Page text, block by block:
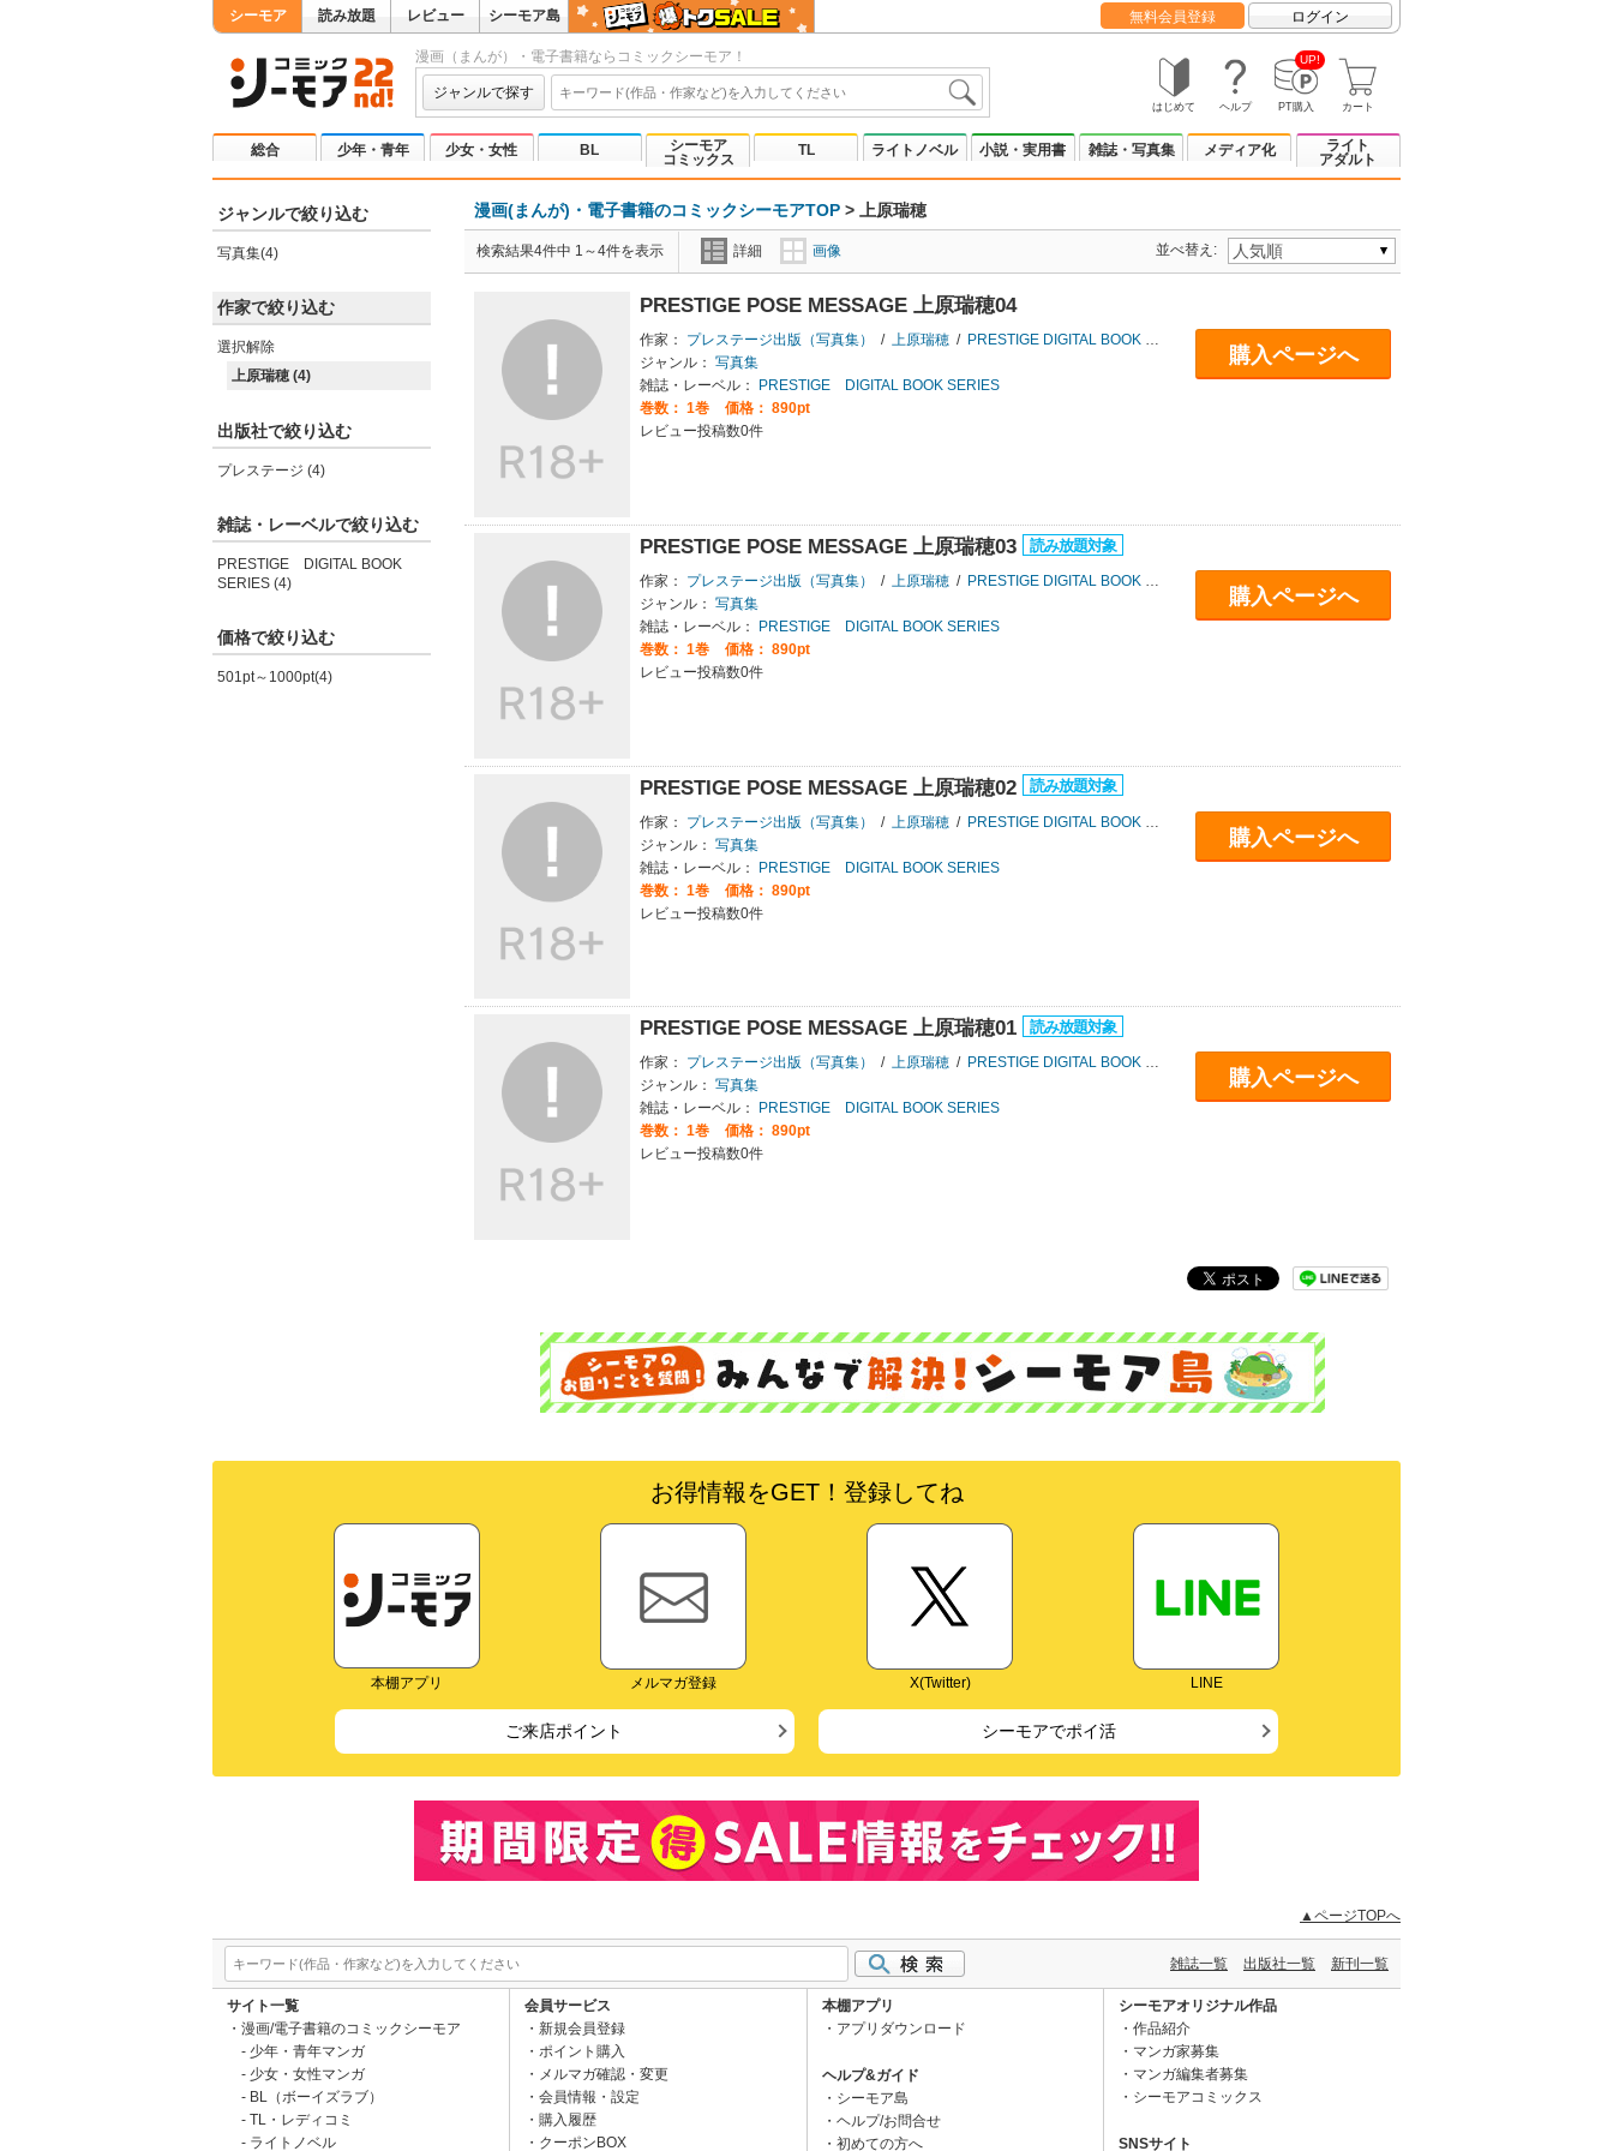
シーモア 読み放題 レビュー シーモア島 無料会員登録 ログイン
漫画（まんが）・電子書籍ならコミックシーモア！
ジャンルで探す
はじめて ヘルプ
UP!
PT購入 カート
総合 少年・青年 少女・女性 BL
シーモア
コミックス
TL ライトノベル 小説・実用書 雑誌・写真集 メディア化
ライト
アダルト
ジャンルで絞り込む
写真集(4)
作家で絞り込む
選択解除
上原瑞穂 (4)
出版社で絞り込む
プレステージ (4)
雑誌・レーベルで絞り込む
PRESTIGE DIGITAL BOOK
SERIES (4)
価格で絞り込む
501pt～1000pt(4)
漫画(まんが)・電子書籍のコミックシーモアTOP > 上原瑞穂
検索結果4件中 1～4件を表示 詳細 画像 並べ替え:
PRESTIGE POSE MESSAGE 上原瑞穂04
作家： プレステージ出版（写真集） / 上原瑞穂 /
PRESTIGE DIGITAL BOOK SERIES
ジャンル： 写真集
雑誌・レーベル：
PRESTIGE DIGITAL BOOK SERIES
巻数： 1巻
価格： 890pt
レビュー投稿数0件
購入ページへ
PRESTIGE POSE MESSAGE 上原瑞穂03
作家： プレステージ出版（写真集） / 上原瑞穂 / PRESTIGE DIGITAL BOOK SERIES
ジャンル： 写真集
雑誌・レーベル：
PRESTIGE DIGITAL BOOK SERIES
巻数： 1巻
価格： 890pt
レビュー投稿数0件
購入ページへ
PRESTIGE POSE MESSAGE 上原瑞穂02
作家： プレステージ出版（写真集） / 上原瑞穂 / PRESTIGE DIGITAL BOOK SERIES
ジャンル： 写真集
雑誌・レーベル：
PRESTIGE DIGITAL BOOK SERIES
巻数： 1巻
価格： 890pt
レビュー投稿数0件
購入ページへ
PRESTIGE POSE MESSAGE 上原瑞穂01
作家： プレステージ出版（写真集） / 上原瑞穂 /
PRESTIGE DIGITAL BOOK SERIES
ジャンル： 写真集
雑誌・レーベル：
PRESTIGE DIGITAL BOOK SERIES
巻数： 1巻
価格： 890pt
レビュー投稿数0件
購入ページへ
お得情報をGET！登録してね
本棚アプリ メルマガ登録 X(Twitter) LINE
ご来店ポイント シーモアでポイ活
▲ページTOPへ
雑誌一覧 出版社一覧 新刊一覧
サイト一覧
漫画/電子書籍のコミックシーモア
少年・青年マンガ
少女・女性マンガ
BL（ボーイズラブ）
TL・レディコミ
ライトノベル
会員サービス
新規会員登録
ポイント購入
メルマガ確認・変更
会員情報・設定
購入履歴
クーポンBOX
本棚アプリ
アプリダウンロード
ヘルプ&ガイド
シーモア島
ヘルプ/お問合せ
初めての方へ
シーモアオリジナル作品
作品紹介
マンガ家募集
マンガ編集者募集
シーモアコミックス
SNSサイト